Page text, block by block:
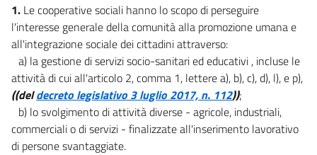
1. Le cooperative sociali hanno lo scopo di perseguire
l'interesse generale della comunità alla promozione umana e
all'integrazione sociale dei cittadini attraverso:
a) la gestione di servizi socio-sanitari ed educativi , incluse le
attività di cui all'articolo 2, comma 1, lettere a), b), c), d), l), e p),
((deldecreto legislativo 3 luglio 2017, n. 112));
b) lo svolgimento di attività diverse - agricole, industriali,
commerciali o di servizi - finalizzate all'inserimento lavorativo
di persone svantaggiate.